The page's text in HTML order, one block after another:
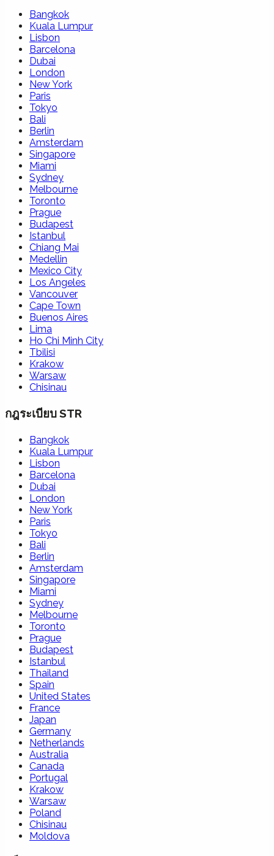
Bangkok
Kuala Lumpur
Lisbon
Barcelona
Dubai
London
New York
Paris
Tokyo
Bali
Berlin
Amsterdam
Singapore
Miami
Sydney
Melbourne
Toronto
Prague
Budapest
Istanbul
Chiang Mai
Medellin
Mexico City
Los Angeles
Vancouver
Cape Town
Buenos Aires
Lima
Ho Chi Minh City
Tbilisi
Krakow
Warsaw
Chisinau
กฎระเบียบ STR
Bangkok
Kuala Lumpur
Lisbon
Barcelona
Dubai
London
New York
Paris
Tokyo
Bali
Berlin
Amsterdam
Singapore
Miami
Sydney
Melbourne
Toronto
Prague
Budapest
Istanbul
Thailand
Spain
United States
France
Japan
Germany
Netherlands
Australia
Canada
Portugal
Krakow
Warsaw
Poland
Chisinau
Moldova